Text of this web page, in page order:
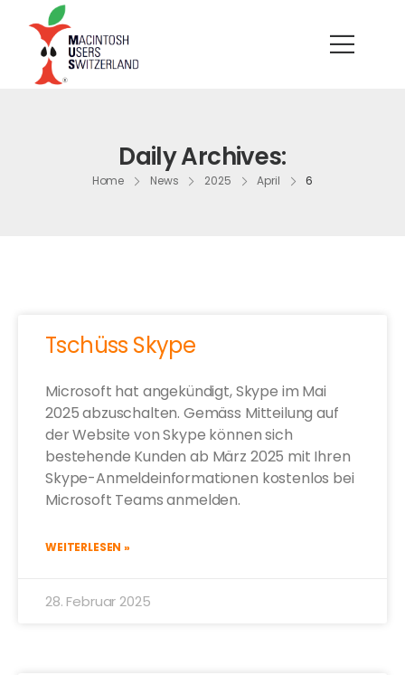
Daily Archives:
Home News 2025 April 6
Tschüss Skype
Microsoft hat angekündigt, Skype im Mai
2025 abzuschalten. Gemäss Mitteilung auf
der Website von Skype können sich
bestehende Kunden ab März 2025 mit Ihren
Skype-Anmeldeinformationen kostenlos bei
Microsoft Teams anmelden.
WEITERLESEN »
28. Februar 2025